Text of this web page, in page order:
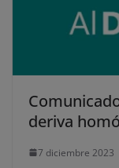
deriva
7 diciembre 2023